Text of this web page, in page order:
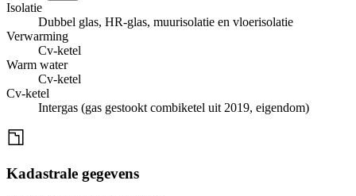
Isolatie
Dubbel glas, HR-glas, muurisolatie en vloerisolatie
Verwarming
Cv-ketel
Warm water
Cv-ketel
Cv-ketel
Intergas (gas gestookt combiketel uit 2019, eigendom)
Kadastrale gegevens